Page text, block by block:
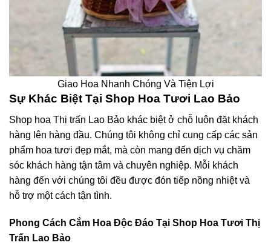
Giao Hoa Nhanh Chóng Và Tiện Lợi
Sự Khác Biệt Tại Shop Hoa Tươi Lao Bảo
Shop hoa Thị trấn Lao Bảo khác biệt ở chỗ luôn đặt khách
hàng lên hàng đầu. Chúng tôi không chỉ cung cấp các sản
phẩm hoa tươi đẹp mắt, mà còn mang đến dịch vụ chăm
sóc khách hàng tận tâm và chuyên nghiệp. Mỗi khách
hàng đến với chúng tôi đều được đón tiếp nồng nhiệt và
hỗ trợ một cách tận tình.
Phong Cách Cắm Hoa Độc Đáo Tại Shop Hoa Tươi Thị
Trấn Lao Bảo